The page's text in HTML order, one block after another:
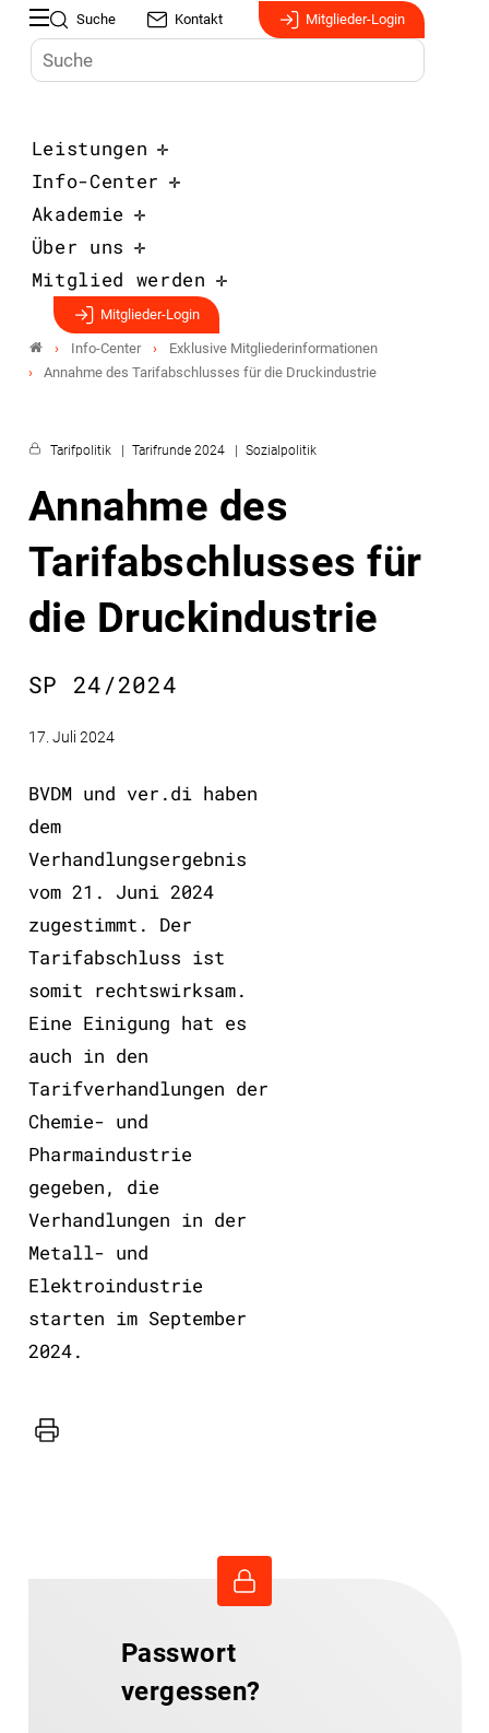
Suche Kontakt Mitglieder-Login
Leistungen
Info-Center
Akademie
Über uns
Mitglied werden
Mitglieder-Login
Info-Center
Exklusive Mitgliederinformationen
Annahme des Tarifabschlusses für die Druckindustrie
Tarifpolitik Tarifrunde 2024 Sozialpolitik
Annahme des
Tarifabschlusses für
die Druckindustrie
SP 24/2024
17. Juli 2024
BVDM und ver.di haben
dem
Verhandlungsergebnis
vom 21. Juni 2024
zugestimmt. Der
Tarifabschluss ist
somit rechtswirksam.
Eine Einigung hat es
auch in den
Tarifverhandlungen der
Chemie- und
Pharmaindustrie
gegeben, die
Verhandlungen in der
Metall- und
Elektroindustrie
starten im September
2024.
Drucker
Passwort
vergessen?